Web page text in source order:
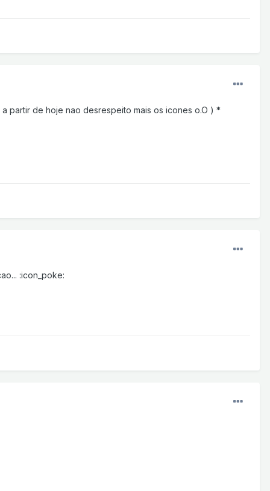
partir de hoje nao desrespeito mais os icones o.O ) *
:icon_poke: